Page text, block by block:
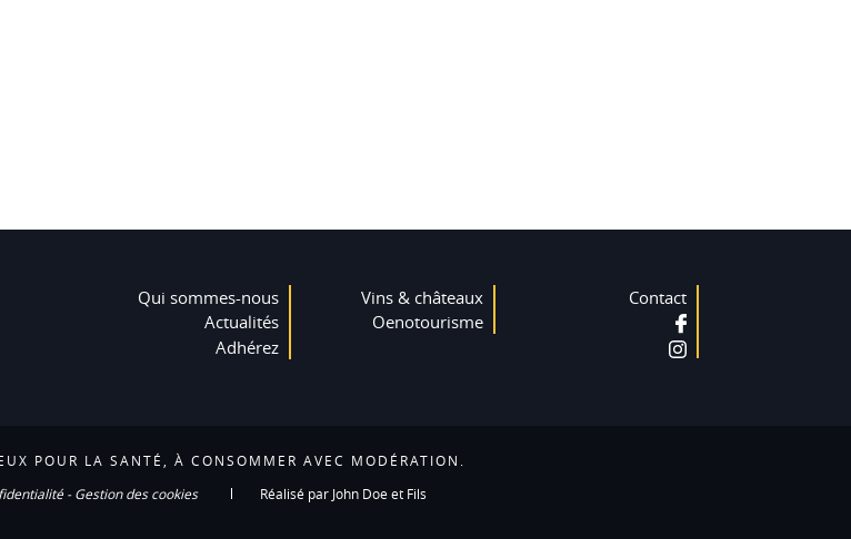
Qui sommes-nous
Actualités
Adhérez
Vins & châteaux
Oenotourisme
Contact
POUR LA SANTÉ, À CONSOMMER AVEC MODÉRATION.
-Gestion des cookies Réalisé par John Doe et Fils